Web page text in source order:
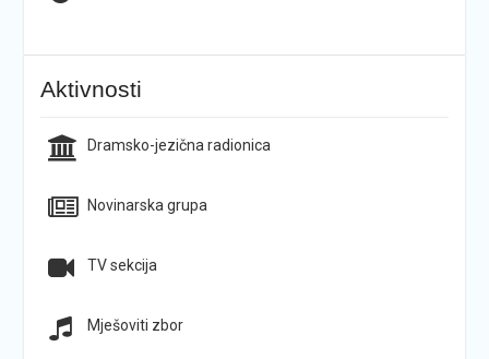
Aktivnosti
Dramsko-jezična radionica
Novinarska grupa
TV sekcija
Mješoviti zbor